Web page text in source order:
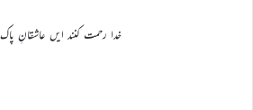
خدا رحمت کنند ایں عاشقانِ